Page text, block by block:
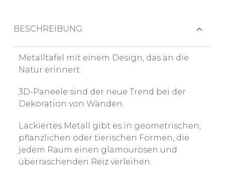
BESCHREIBUNG
Metalltafel mit einem Design, das an die
Natur erinnert.
3D-Paneele sind der neue Trend bei der
Dekoration von Wänden.
Lackiertes Metall gibt es in geometrischen,
pflanzlichen oder tierischen Formen, die
jedem Raum einen glamourösen und
überraschenden Reiz verleihen.